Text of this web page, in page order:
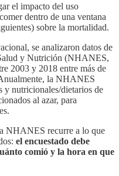
el impacto del uso
dentro de una ventana
sobre la mortalidad.
se analizaron datos de
y Nutrición (NHANES,
2003 y 2018 entre más de
la NHANES
y nutricionales/dietarios de
al azar, para
NHANES recurre a lo que
el encuestado debe
comió y la hora en que